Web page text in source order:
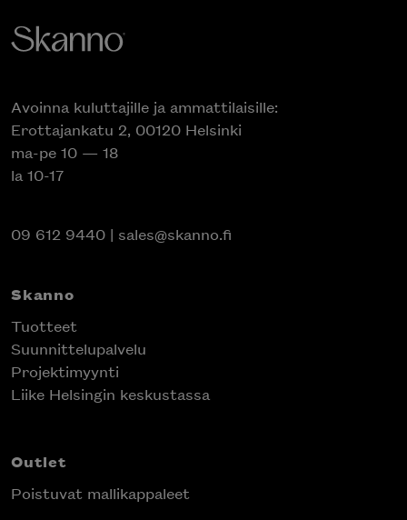
Avoinna kuluttajille ja ammattilaisille:
Erottajankatu 2, 00120 Helsinki
ma-pe 10 — 18
la 10-17
09 612 9440 | sales@skanno.fi
Skanno
Tuotteet
Suunnittelupalvelu
Projektimyynti
Liike Helsingin keskustassa
Outlet
Poistuvat mallikappaleet